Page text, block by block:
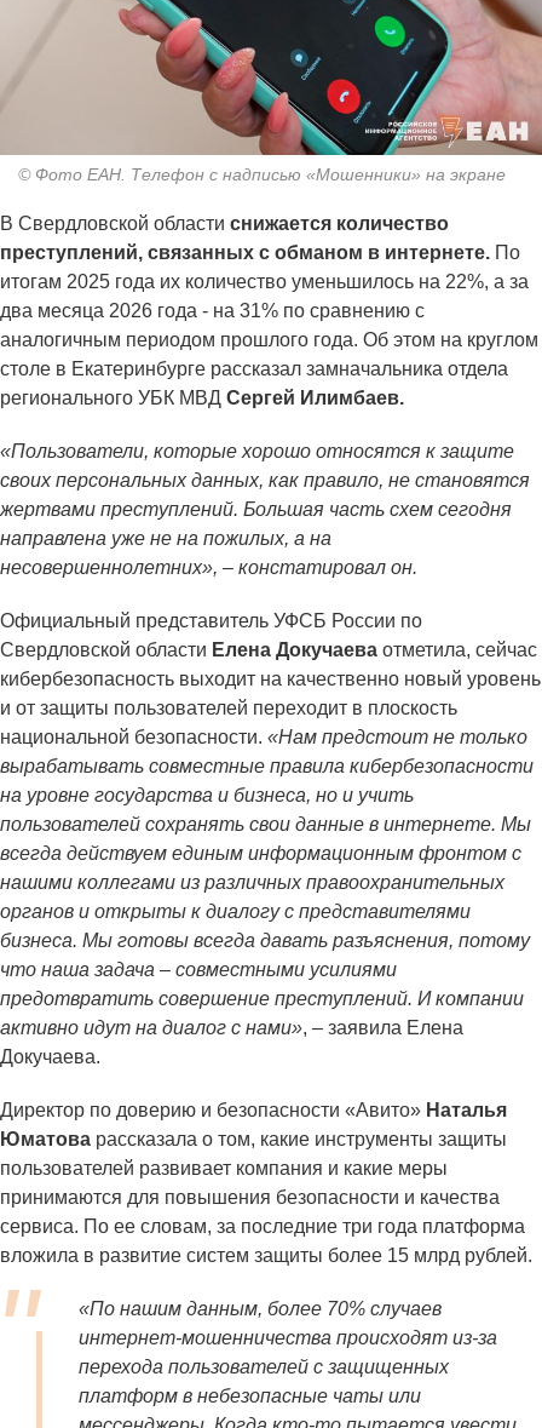
© Фото ЕАН. Телефон с надписью «Мошенники» на экране
В Свердловской области снижается количество
преступлений, связанных с обманом в интернете. По
итогам 2025 года их количество уменьшилось на 22%, а за
два месяца 2026 года - на 31% по сравнению с
аналогичным периодом прошлого года. Об этом на круглом
столе в Екатеринбурге рассказал замначальника отдела
регионального УБК МВД Сергей Илимбаев.
«Пользователи, которые хорошо относятся к защите
своих персональных данных, как правило, не становятся
жертвами преступлений. Большая часть схем сегодня
направлена уже не на пожилых, а на
несовершеннолетних», – констатировал он.
Официальный представитель УФСБ России по
Свердловской области Елена Докучаева отметила, сейчас
кибербезопасность выходит на качественно новый уровень
и от защиты пользователей переходит в плоскость
национальной безопасности. «Нам предстоит не только
вырабатывать совместные правила кибербезопасности
на уровне государства и бизнеса, но и учить
пользователей сохранять свои данные в интернете. Мы
всегда действуем единым информационным фронтом с
нашими коллегами из различных правоохранительных
органов и открыты к диалогу с представителями
бизнеса. Мы готовы всегда давать разъяснения, потому
что наша задача – совместными усилиями
предотвратить совершение преступлений. И компании
активно идут на диалог с нами», – заявила Елена
Докучаева.
Директор по доверию и безопасности «Авито» Наталья
Юматова рассказала о том, какие инструменты защиты
пользователей развивает компания и какие меры
принимаются для повышения безопасности и качества
сервиса. По ее словам, за последние три года платформа
вложила в развитие систем защиты более 15 млрд рублей.
«По нашим данным, более 70% случаев
интернет-мошенничества происходят из-за
перехода пользователей с защищенных
платформ в небезопасные чаты или